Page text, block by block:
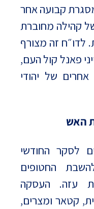
קבועה אחר
קהילה מחוברת
לדו״ח זה מצורף
פאנל קול העם,
אחרים של יהודי
האש
לסקר החודשי
החטופים
עזה. העסקה
קטאר ומצרים,